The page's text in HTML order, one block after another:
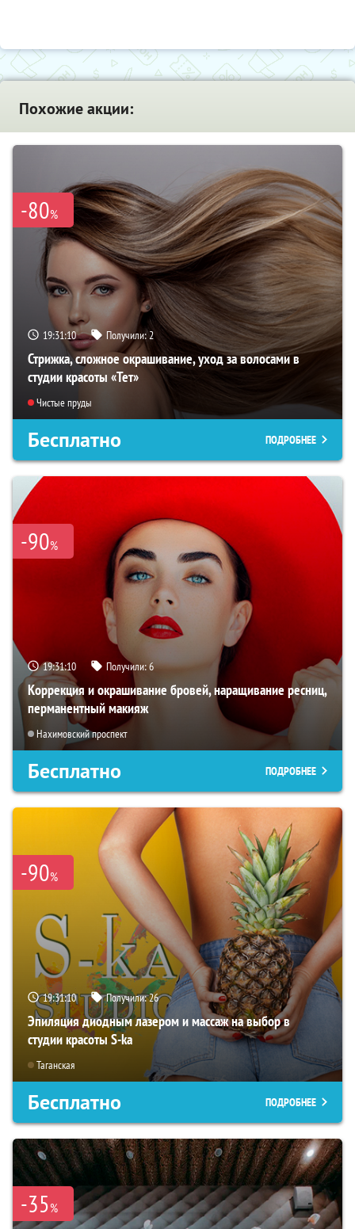
Похожие акции:
-80%
19:31:09 Получили:2
Стрижка, сложное окрашивание, уход за волосами в
студии красоты «Тет»
Чистые пруды
Бесплатно ПОДРОБНЕЕ
-90%
19:31:09 Получили:6
Коррекция и окрашивание бровей, наращивание ресниц,
перманентный макияж
Нахимовский проспект
Бесплатно ПОДРОБНЕЕ
-90%
19:31:09 Получили:26
Эпиляция диодным лазером и массаж на выбор в
студии красоты S-ka
Таганская
Бесплатно ПОДРОБНЕЕ
-35%